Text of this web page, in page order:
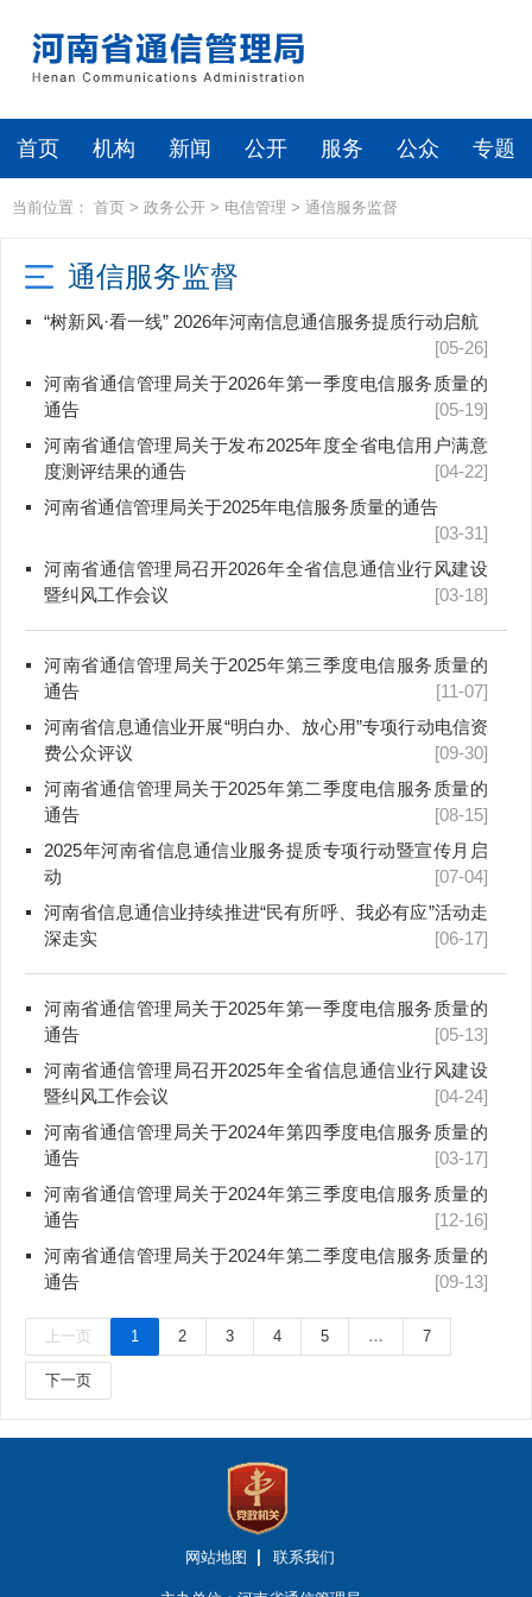
首页 机构 新闻 公开 服务 公众 专题
当前位置： 首页 > 政务公开 > 电信管理 > 通信服务监督
通信服务监督
“树新风·看一线” 2026年河南信息通信服务提质行动启航
[05-26]
河南省通信管理局关于2026年第一季度电信服务质量的
通告
[05-19]
河南省通信管理局关于发布2025年度全省电信用户满意
度测评结果的通告
[04-22]
河南省通信管理局关于2025年电信服务质量的通告
[03-31]
河南省通信管理局召开2026年全省信息通信业行风建设
暨纠风工作会议
[03-18]
河南省通信管理局关于2025年第三季度电信服务质量的
通告
[11-07]
河南省信息通信业开展“明白办、放心用”专项行动电信资
费公众评议
[09-30]
河南省通信管理局关于2025年第二季度电信服务质量的
通告
[08-15]
2025年河南省信息通信业服务提质专项行动暨宣传月启
动
[07-04]
河南省信息通信业持续推进“民有所呼、我必有应”活动走
深走实
[06-17]
河南省通信管理局关于2025年第一季度电信服务质量的
通告
[05-13]
河南省通信管理局召开2025年全省信息通信业行风建设
暨纠风工作会议
[04-24]
河南省通信管理局关于2024年第四季度电信服务质量的
通告
[03-17]
河南省通信管理局关于2024年第三季度电信服务质量的
通告
[12-16]
河南省通信管理局关于2024年第二季度电信服务质量的
通告
[09-13]
上一页 1 2 3 4 5 … 7
下一页
网站地图 联系我们